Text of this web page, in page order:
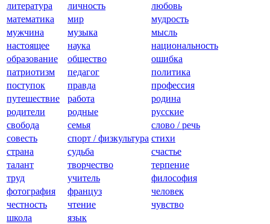
литература
личность
любовь
математика
мир
мудрость
мужчина
музыка
мысль
настоящее
наука
национальность
образование
общество
ошибка
патриотизм
педагог
политика
поступок
правда
профессия
путешествие
работа
родина
родители
родные
русские
свобода
семья
слово / речь
совесть
спорт / физкультура стихи
страна
судьба
счастье
талант
творчество
терпение
труд
учитель
философия
фотография
француз
человек
честность
чтение
чувство
школа
язык